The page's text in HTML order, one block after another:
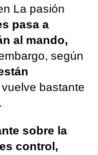
La pasión
pasa a
al mando,
según
bastante
sobre la
control,